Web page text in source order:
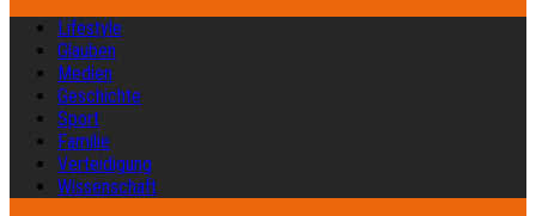
Lifestyle
Glauben
Medien
Geschichte
Sport
Familie
Verteidigung
Wissenschaft